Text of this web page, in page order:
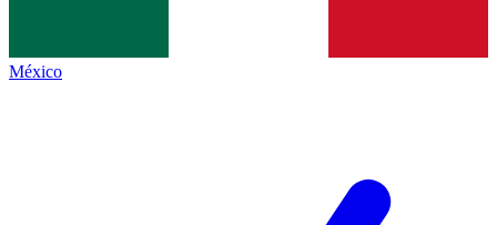
México